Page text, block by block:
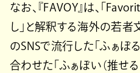
なお、『FAVOY』は、「
し」と解釈する海外の若
のSNSで流行した「ふぁぼ
合わせた「ふぁぼい（推せる